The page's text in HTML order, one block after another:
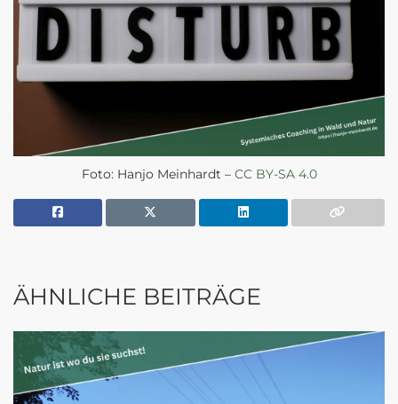
Foto: Hanjo Meinhardt – CC BY-SA 4.0
ÄHNLICHE BEITRÄGE